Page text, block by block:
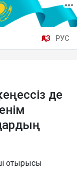
ҚАЗ РУС
де
отырысы